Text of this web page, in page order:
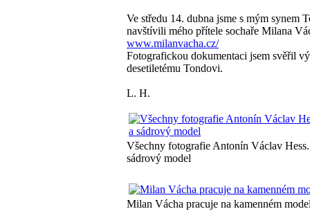
Ve středu 14. dubna jsme s mým synem
navštívili mého přítele sochaře Milana
www.milanvacha.cz/
Fotografickou dokumentaci jsem svěřil
desetiletému Tondovi.
L. H.
Všechny fotografie Antonín Václav
sádrový model
Milan Vácha pracuje na kamenném